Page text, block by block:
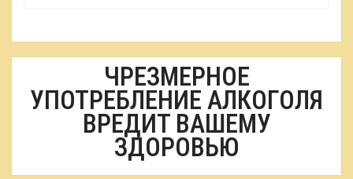
ЧРЕЗМЕРНОЕ
УПОТРЕБЛЕНИЕ АЛКОГОЛЯ
ВРЕДИТ ВАШЕМУ
ЗДОРОВЬЮ